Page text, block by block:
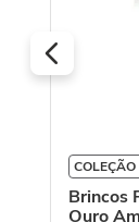
Brincos
Ouro